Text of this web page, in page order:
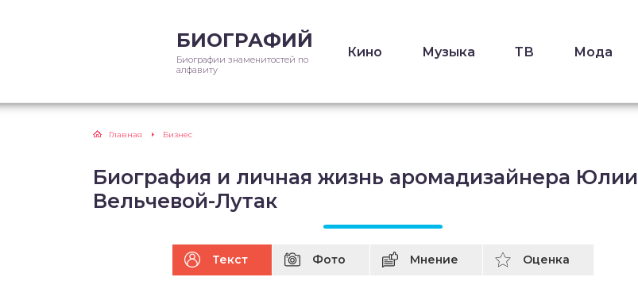
БИОГРАФИЙ
Биографии знаменитостей по
алфавиту
Кино Музыка ТВ Мода
Главная Бизнес
Биография и личная жизнь аромадизайнера Юлии
Вельчевой-Лутак
Текст Фото Мнение Оценка